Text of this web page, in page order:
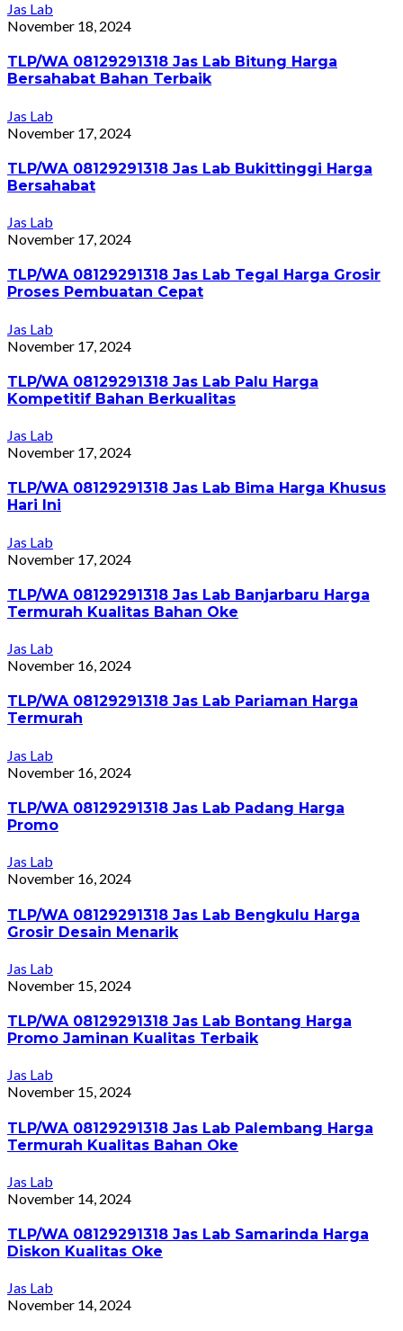
Jas Lab
November 18, 2024
TLP/WA 08129291318 Jas Lab Bitung Harga
Bersahabat Bahan Terbaik
Jas Lab
November 17, 2024
TLP/WA 08129291318 Jas Lab Bukittinggi Harga
Bersahabat
Jas Lab
November 17, 2024
TLP/WA 08129291318 Jas Lab Tegal Harga Grosir
Proses Pembuatan Cepat
Jas Lab
November 17, 2024
TLP/WA 08129291318 Jas Lab Palu Harga
Kompetitif Bahan Berkualitas
Jas Lab
November 17, 2024
TLP/WA 08129291318 Jas Lab Bima Harga Khusus
Hari Ini
Jas Lab
November 17, 2024
TLP/WA 08129291318 Jas Lab Banjarbaru Harga
Termurah Kualitas Bahan Oke
Jas Lab
November 16, 2024
TLP/WA 08129291318 Jas Lab Pariaman Harga
Termurah
Jas Lab
November 16, 2024
TLP/WA 08129291318 Jas Lab Padang Harga
Promo
Jas Lab
November 16, 2024
TLP/WA 08129291318 Jas Lab Bengkulu Harga
Grosir Desain Menarik
Jas Lab
November 15, 2024
TLP/WA 08129291318 Jas Lab Bontang Harga
Promo Jaminan Kualitas Terbaik
Jas Lab
November 15, 2024
TLP/WA 08129291318 Jas Lab Palembang Harga
Termurah Kualitas Bahan Oke
Jas Lab
November 14, 2024
TLP/WA 08129291318 Jas Lab Samarinda Harga
Diskon Kualitas Oke
Jas Lab
November 14, 2024